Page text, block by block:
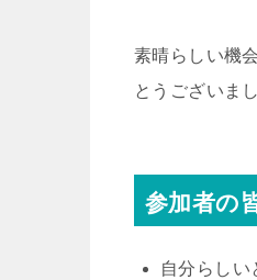
素晴らしい機
とうございまし
参加者の
自分らし